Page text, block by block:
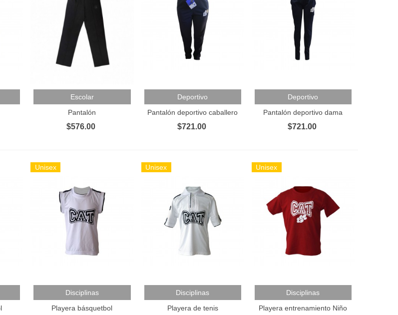
Añadir Al Carrito
Escolar
Pantalón
$576.00
Añadir Al Carrito
Deportivo
Pantalón deportivo caballero
$721.00
Añadir Al Carrito
Deportivo
Pantalón deportivo dama
$721.00
Unisex
Añadir Al Carrito
Disciplinas
Playera básquetbol
Unisex
Añadir Al Carrito
Disciplinas
Playera de tenis
Unisex
Añadir Al Carrito
Disciplinas
Playera entrenamiento Niño